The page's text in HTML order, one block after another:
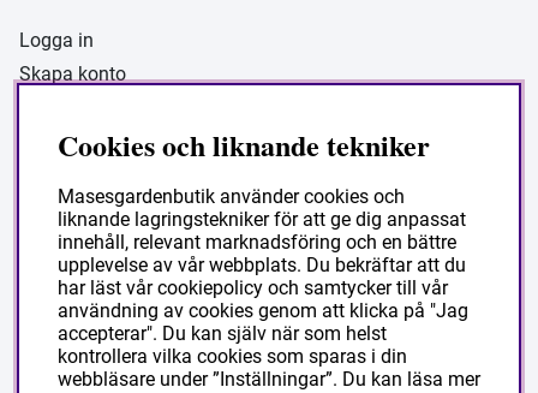
Logga in
Skapa konto
Masesgården AB
Siljansnäsvägen 211 Grytnäs
793 92 Leksand.
Org:556178-9297
Cookies och liknande tekniker
Masesgardenbutik använder cookies och
liknande lagringstekniker för att ge dig anpassat
innehåll, relevant marknadsföring och en bättre
upplevelse av vår webbplats. Du bekräftar att du
har läst vår cookiepolicy och samtycker till vår
användning av cookies genom att klicka på "Jag
accepterar". Du kan själv när som helst
kontrollera vilka cookies som sparas i din
webbläsare under ”Inställningar”. Du kan läsa mer